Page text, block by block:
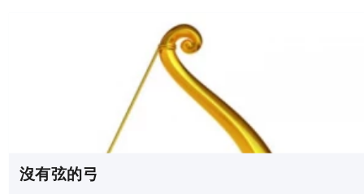
沒有弦的弓